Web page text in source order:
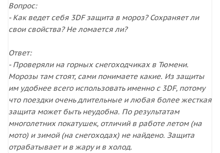
Вопрос:
- Как ведет себя 3DF защита в мороз? Сохраняет ли
свои свойства? Не ломается ли?
Ответ:
- Проверяли на горных снегоходчиках в Тюмени.
Морозы там стоят, сами понимаете какие. Из защиты
им удобнее всего использовать именно с 3DF, потому
что поездки очень длительные и любая более жесткая
защита может быть неудобна. По результатам
многолетних покатушек, отличий в работе летом (на
мото) и зимой (на снегоходах) не найдено. Защита
отрабатывает и в жару и в холод.